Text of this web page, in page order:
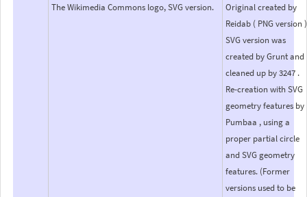
The Wikimedia Commons logo, SVG version.
Original created by
Reidab ( PNG version )
SVG version was
created by Grunt and
cleaned up by 3247 .
Re-creation with SVG
geometry features by
Pumbaa , using a
proper partial circle
and SVG geometry
features. (Former
versions used to be